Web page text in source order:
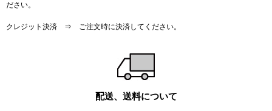
ださい。
クレジット決済 ⇒ ご注文時に決済してください。
配送、送料について